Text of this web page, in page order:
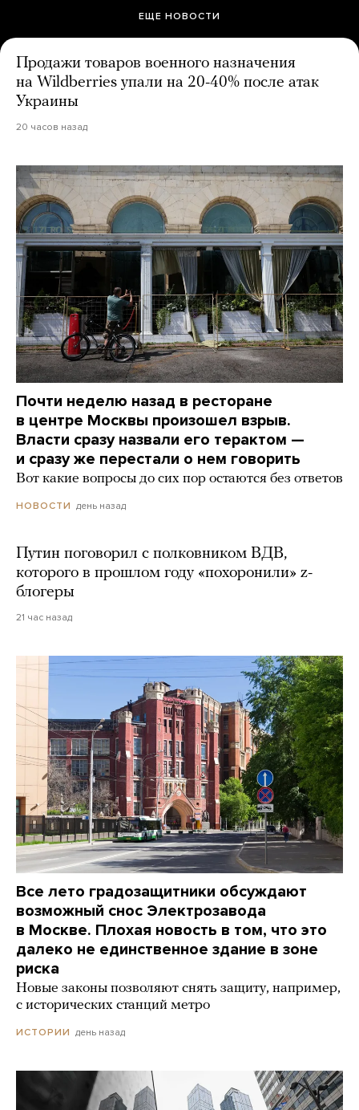
ЕЩЕ НОВОСТИ
Продажи товаров военного назначения
на Wildberries упали на 20-40% после атак
Украины
20 часов назад
Почти неделю назад в ресторане
в центре Москвы произошел взрыв.
Власти сразу назвали его терактом —
и сразу же перестали о нем говорить
Вот какие вопросы до сих пор остаются без ответов
НОВОСТИ день назад
Путин поговорил с полковником ВДВ,
которого в прошлом году «похоронили» z-
блогеры
21 час назад
Все лето градозащитники обсуждают
возможный снос Электрозавода
в Москве. Плохая новость в том, что это
далеко не единственное здание в зоне
риска
Новые законы позволяют снять защиту, например,
с исторических станций метро
ИСТОРИИ день назад